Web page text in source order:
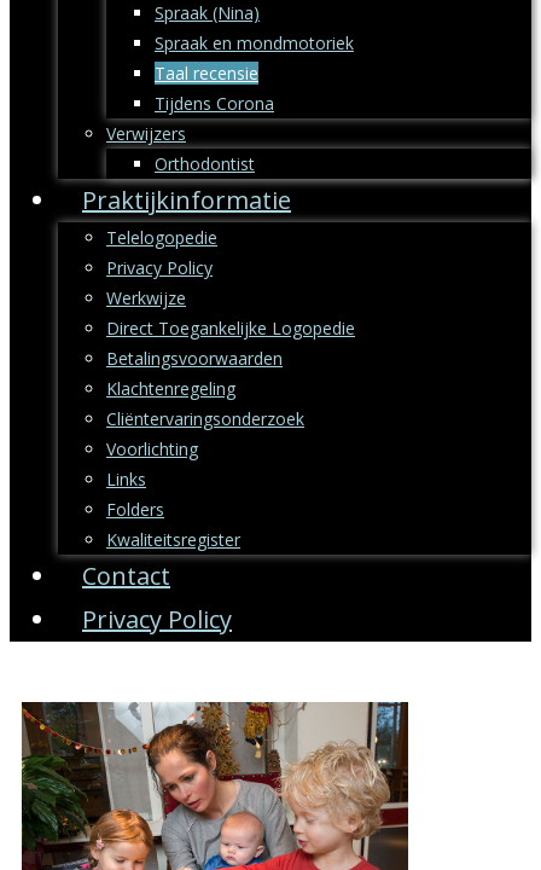
Spraak (Nina)
Spraak en mondmotoriek
Taal recensie
Tijdens Corona
Verwijzers
Orthodontist
Praktijkinformatie
Telelogopedie
Privacy Policy
Werkwijze
Direct Toegankelijke Logopedie
Betalingsvoorwaarden
Klachtenregeling
Cliëntervaringsonderzoek
Voorlichting
Links
Folders
Kwaliteitsregister
Contact
Privacy Policy